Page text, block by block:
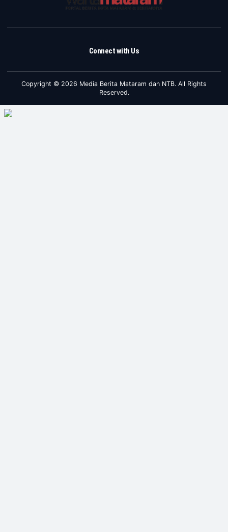
Connect with Us
Copyright © 2026 Media Berita Mataram dan NTB. All Rights
Reserved.